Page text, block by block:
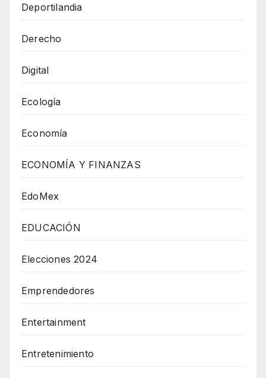
Deportilandia
Derecho
Digital
Ecología
Economía
ECONOMÍA Y FINANZAS
EdoMex
EDUCACIÓN
Elecciones 2024
Emprendedores
Entertainment
Entretenimiento